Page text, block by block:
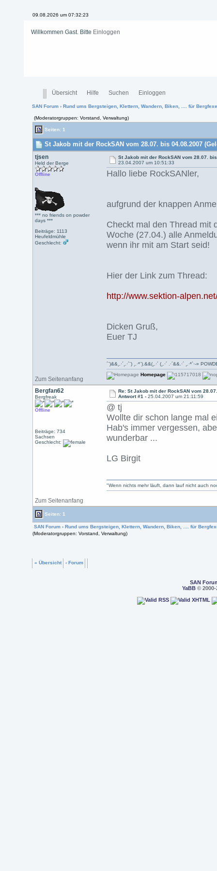
09.08.2026 um 07:32:24
Willkommen Gast. Bitte Einloggen
Übersicht Hilfe Suchen Einloggen
SAN Forum › Rund ums Bergsteigen, Klettern, Wandern, Biken, .... für
(Moderatorgruppen: Vorstand, Verwaltung)
Seiten: 1
St Jakob mit der RockSAN vom 28.07. bis 04.08.2007
tjsen
Held der Berge
Offline
*** no friends on powder
days ***
Beiträge: 1113
Heufeldmühle
Geschlecht:
St Jakob mit der RockSAN vom 28.07.
23.04.2007 um 10:51:33
Hallo liebe RockSANler,
aufgrund der knappen
Checkt mal den Thread mit
Woche (27.04.) alle
wenn ihr mit am Start seid!
Hier der Link zum Thread:
http://www.sektion-
Dicken Gruß,
Euer TJ
Zum Seitenanfang
´¨)&&¸.·´¸.·´¨) ¸.·*¨).&&(¸.·´ (¸.·´ .·´&&.·´ ¸.·*`·-»
Homepage
Bergfan62
Bergfreak
Offline
Beiträge: 734
Sachsen
Geschlecht:
Re: St Jakob mit der RockSAN vom
Antwort #1 -25.04.2007 um 21:11:59
@ tj
Wollte dir schon lange mal
Hab's immer vergessen,
wunderbar ...
LG Birgit
Zum Seitenanfang
"Wenn nichts mehr läuft, dann lauf nicht auch
Seiten: 1
SAN Forum› Rund ums Bergsteigen, Klettern, Wandern, Biken, .... für
(Moderatorgruppen: Vorstand, Verwaltung)
« Übersicht ‹ Forum
SAN
YaBB© 2000-